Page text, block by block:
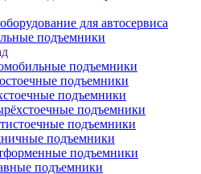
для автосервиса
подъемники
подъемники
подъемники
подъемники
подъемники
подъемники
подъемники
подъемники
подъемники